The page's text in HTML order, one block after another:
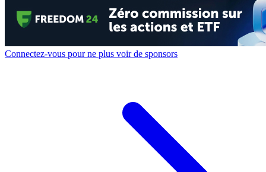
Connectez-vous pour ne plus voir de sponsors